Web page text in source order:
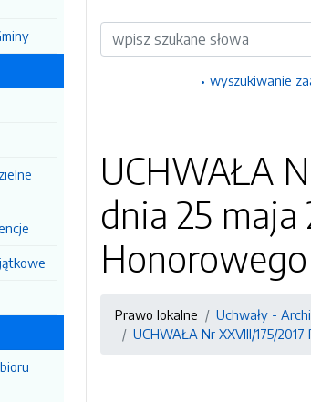
Wyszukiwarka
wyszukiwanie
UCHWAŁA
dnia 25
Prawo lokalne Uchwały -
UCHWAŁA Nr XXVIII/175/